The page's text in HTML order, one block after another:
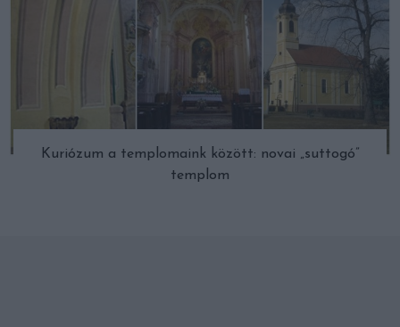
Kuriózum a templomaink között: novai „suttogó”
templom